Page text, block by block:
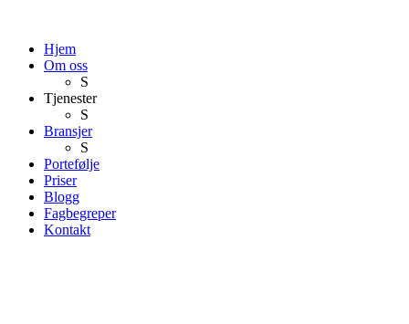
Hjem
Om oss
S
Tjenester
S
Bransjer
S
Portefølje
Priser
Blogg
Fagbegreper
Kontakt